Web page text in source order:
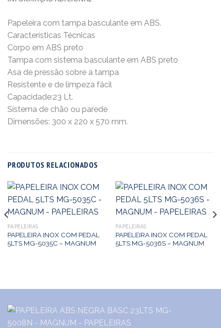
Papeleira com tampa basculante em ABS.
Características Técnicas
Corpo em ABS preto
Tampa com sistema basculante em ABS preto
Asa de pressão sobre a tampa
Resistente e de limpeza fácil
Capacidade:23 Lt.
Sistema de chão ou parede
Dimensões: 300 x 220 x 570 mm.
PRODUTOS RELACIONADOS
PAPELEIRAS
PAPELEIRA INOX COM PEDAL
5LTS MG-5035C – MAGNUM
PAPELEIRAS
PAPELEIRA INOX COM PEDAL
5LTS MG-5036S – MAGNUM